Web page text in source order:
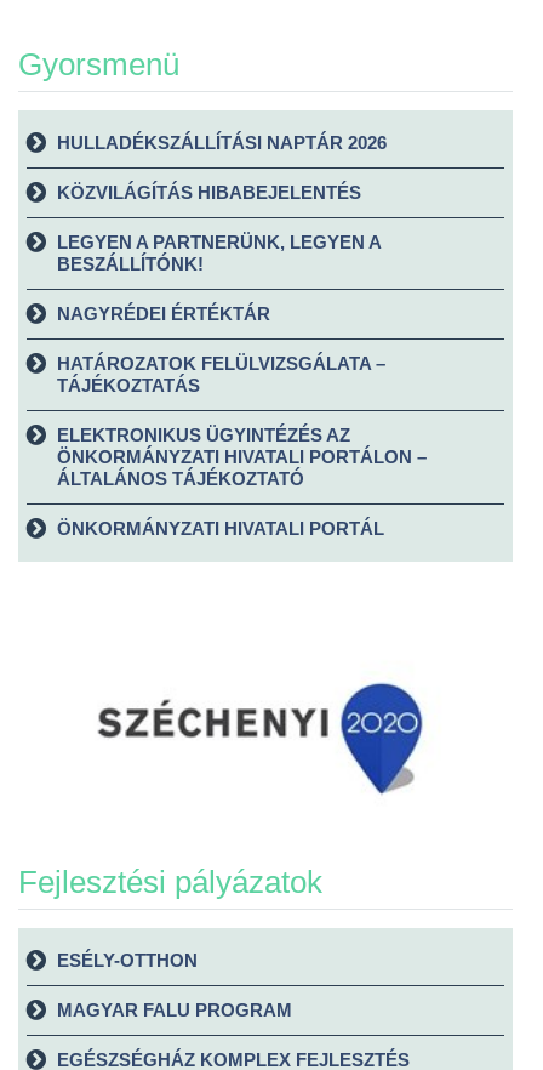
Gyorsmenü
HULLADÉKSZÁLLÍTÁSI NAPTÁR 2026
KÖZVILÁGÍTÁS HIBABEJELENTÉS
LEGYEN A PARTNERÜNK, LEGYEN A
BESZÁLLÍTÓNK!
NAGYRÉDEI ÉRTÉKTÁR
HATÁROZATOK FELÜLVIZSGÁLATA –
TÁJÉKOZTATÁS
ELEKTRONIKUS ÜGYINTÉZÉS AZ
ÖNKORMÁNYZATI HIVATALI PORTÁLON –
ÁLTALÁNOS TÁJÉKOZTATÓ
ÖNKORMÁNYZATI HIVATALI PORTÁL
Fejlesztési pályázatok
ESÉLY-OTTHON
MAGYAR FALU PROGRAM
EGÉSZSÉGHÁZ KOMPLEX FEJLESZTÉS